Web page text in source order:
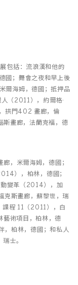
包括：流浪漢和他的
國；舞會之夜和早上後
爾海姆，德國；抵押品
（2011），約爾格·
拱門402 畫廊，倫
畫廊，法蘭克福，德
，米爾海姆，德國；
），柏林，德國；
變革（2014），加
克斯畫廊，蘇黎世，瑞
程 11（2011），白
藝術項目，柏林，德
柏林，德國；和私人
士。